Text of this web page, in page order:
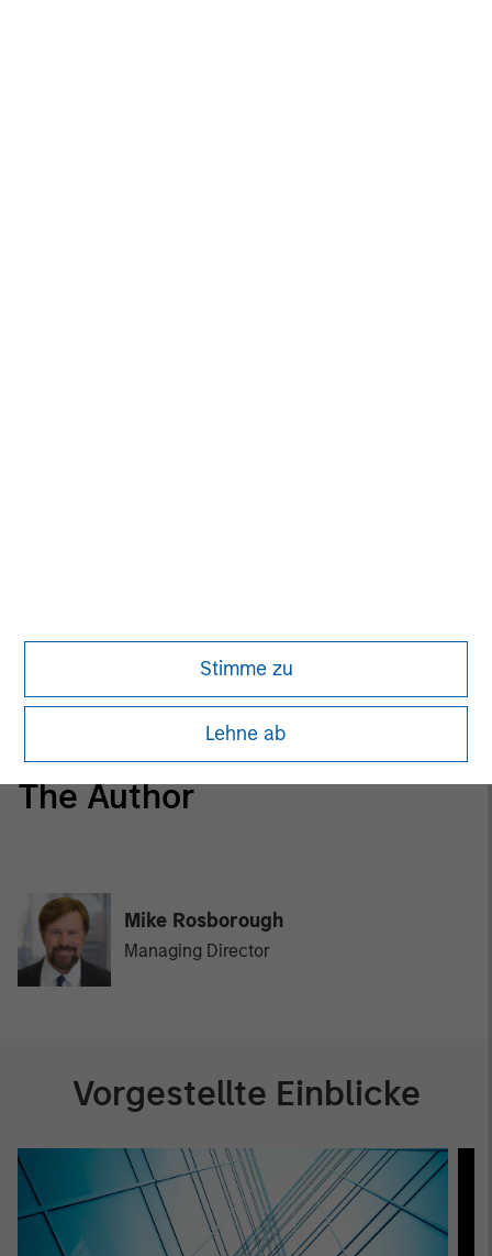
Stimme zu
Lehne ab
Video: Built on Resilience
The Author
Mike Rosborough
Managing Director
Vorgestellte Einblicke